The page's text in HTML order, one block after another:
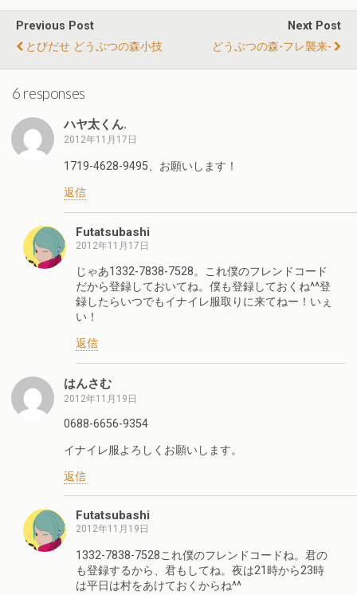
Previous Post
とびだせ どうぶつの森小技
Next Post
どうぶつの森-フレ襲来-
6 responses
ハヤ太くん.
2012年11月17日
1719-4628-9495、お願いします！
返信
Futatsubashi
2012年11月17日
じゃあ1332-7838-7528。これ僕のフレンドコード
だから登録しておいてね。僕も登録しておくね^^登
録したらいつでもイナイレ服取りに来てねー！いぇ
い！
返信
はんさむ
2012年11月19日
0688-6656-9354
イナイレ服よろしくお願いします。
返信
Futatsubashi
2012年11月19日
1332-7838-7528これ僕のフレンドコードね。君の
も登録するから、君もしてね。夜は21時から23時
は平日は村をあけておくからね^^